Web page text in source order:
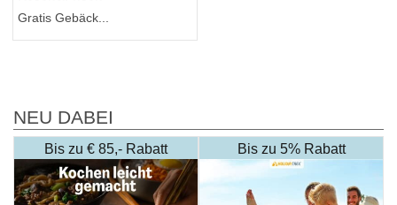
Gratis Gebäck...
NEU DABEI
Bis zu € 85,- Rabatt Bis zu 5% Rabatt